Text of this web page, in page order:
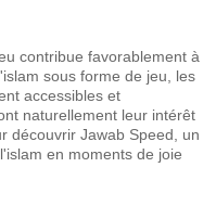
contribue favorablement à
sous forme de jeu, les
accessibles et
naturellement leur intérêt
découvrir Jawab Speed, un
en moments de joie